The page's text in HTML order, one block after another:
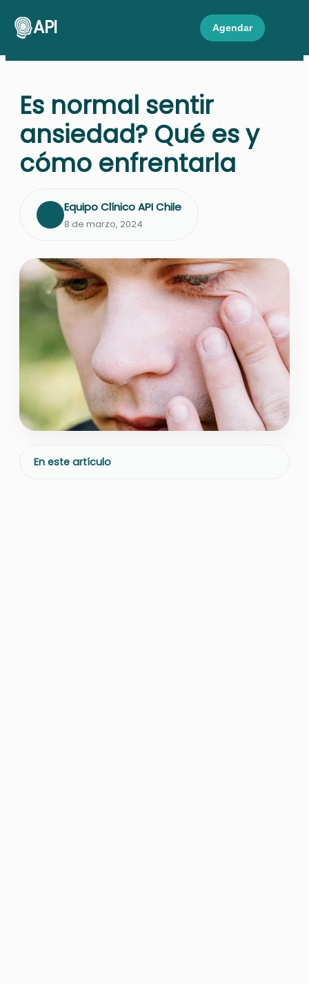
API Agendar
En este artículo
Es normal sentir
ansiedad? Qué es y
cómo enfrentarla
Equipo Clínico API Chile
8 de marzo, 2024